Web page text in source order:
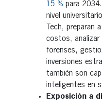
15 % para
nivel
Tech, preparan
costos, analizar
forenses,
inversiones
también son
inteligentes en
Exposición a